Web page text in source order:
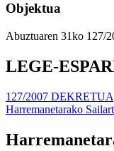
Objektua
Abuztuaren 31ko 127/
LEGE-
127/2007
Harremanetarako